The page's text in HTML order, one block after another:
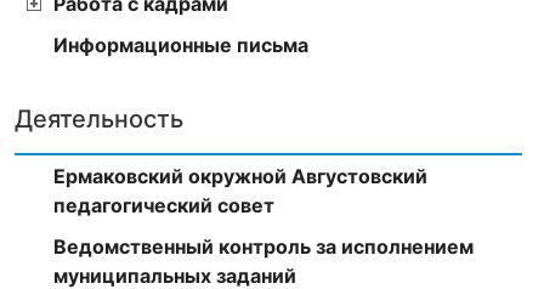
Информационные письма
Деятельность
Ермаковский окружной Августовский
педагогический совет
Ведомственный контроль за исполнением
муниципальных заданий